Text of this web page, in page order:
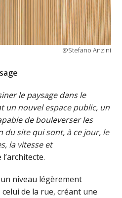
@Stefano Anzini
le paysage dans le
un nouvel espace public, un
de bouleverser les
du site qui sont, à ce jour, le
la vitesse et
niveau légèrement
de la rue, créant une